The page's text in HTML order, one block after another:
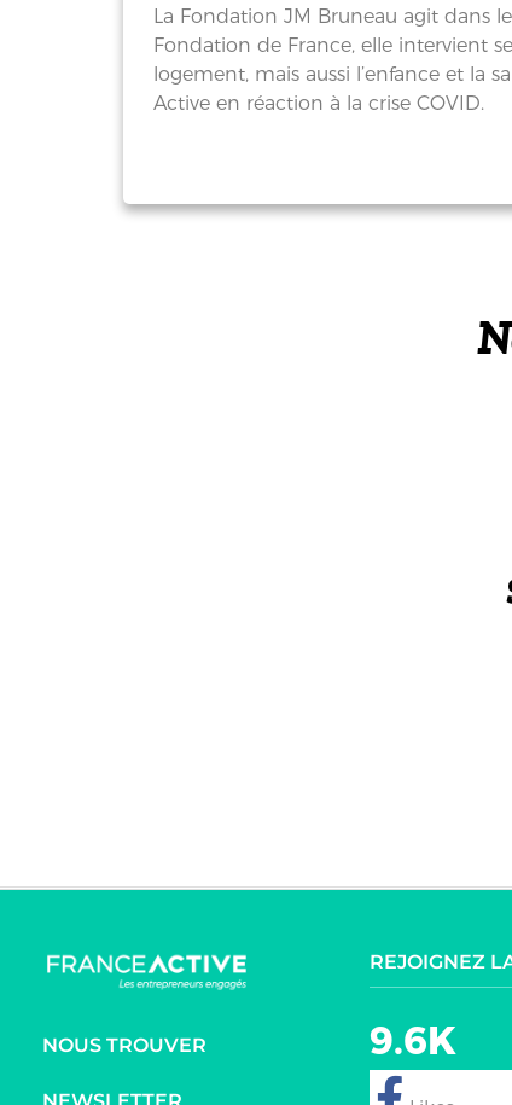
La Fondation JM Bruneau agit dans
Fondation de France, elle intervient
logement, mais aussi l’enfance et la
Active en réaction à la crise COVID.
NOUS TROUVER
REJOIGNEZ
9.6K